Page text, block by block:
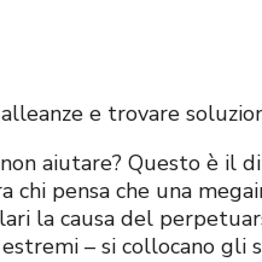
e trovare
aiutare? Questo è il
chi pensa che una
la causa del
– si collocano gli